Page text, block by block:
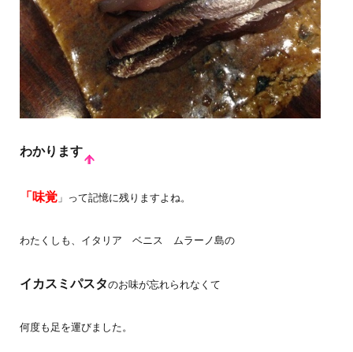
わかります
「味覚」って記憶に残りますよね。
わたくしも、イタリア ベニス ムラーノ島の
イカスミパスタのお味が忘れられなくて
何度も足を運びました。